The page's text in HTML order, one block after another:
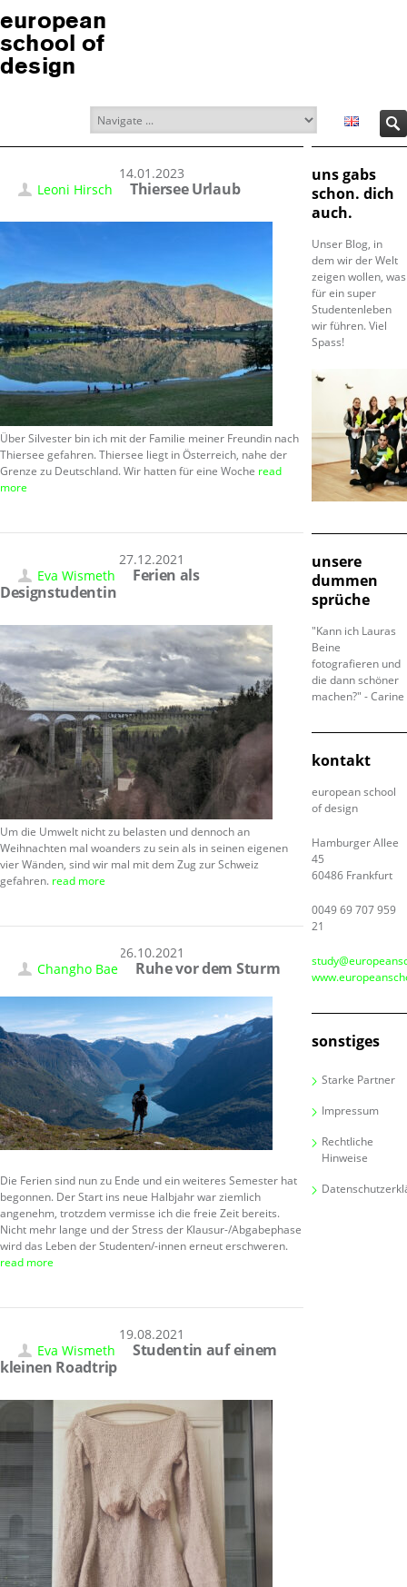
european
school of
design
14.01.2023
Leoni Hirsch
Thiersee Urlaub
Über Silvester bin ich mit der Familie meiner Freundin nach
Thiersee gefahren. Thiersee liegt in Österreich, nahe der
Grenze zu Deutschland. Wir hatten für eine Woche read
more
27.12.2021
Eva Wismeth
Ferien als
Designstudentin
Um die Umwelt nicht zu belasten und dennoch an
Weihnachten mal woanders zu sein als in seinen eigenen
vier Wänden, sind wir mal mit dem Zug zur Schweiz
gefahren. read more
26.10.2021
Changho Bae
Ruhe vor dem Sturm
Die Ferien sind nun zu Ende und ein weiteres Semester hat
begonnen. Der Start ins neue Halbjahr war ziemlich
angenehm, trotzdem vermisse ich die freie Zeit bereits.
Nicht mehr lange und der Stress der Klausur-/Abgabephase
wird das Leben der Studenten/-innen erneut erschweren.
read more
19.08.2021
Eva Wismeth
Studentin auf einem
kleinen Roadtrip
uns gabs
schon. dich
auch.
Unser Blog, in
dem wir der Welt
zeigen wollen, was
für ein super
Studentenleben
wir führen. Viel
Spass!
unsere
dummen
sprüche
"Kann ich Lauras
Beine
fotografieren und
die dann schöner
machen?" - Carine
kontakt
european school
of design
Hamburger Allee
45
60486 Frankfurt
0049 69 707 959
21
sonstiges
Starke Partner
Impressum
Rechtliche
Hinweise